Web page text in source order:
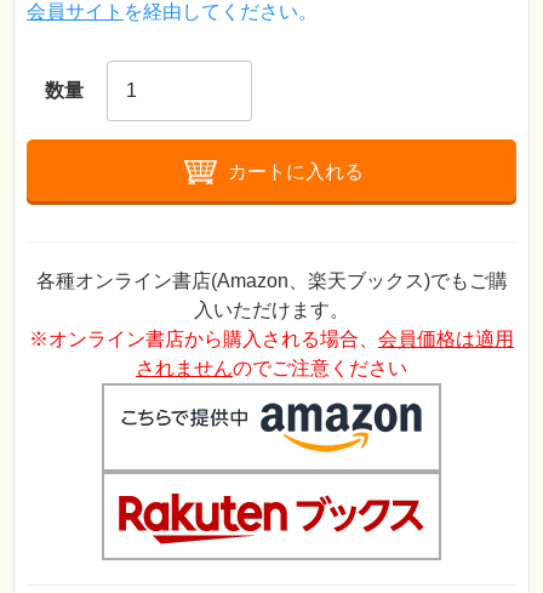
会員サイト を経由してください。
数量
カートに入れる
各種オンライン書店(Amazon、楽天ブックス)でもご購
入いただけます。
※オンライン書店から購入される場合、 会員価格は適用
されませんのでご注意ください